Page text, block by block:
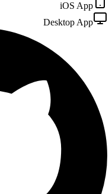
iOS App
Desktop App